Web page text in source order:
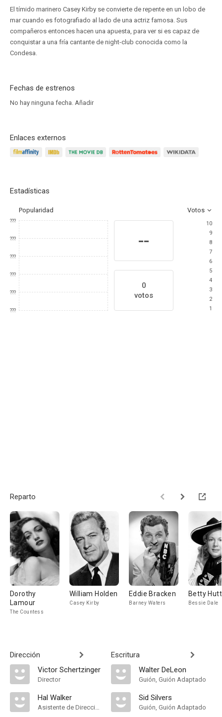
El tímido marinero Casey Kirby se convierte de repente en un lobo de
mar cuando es fotografiado al lado de una actriz famosa. Sus
compañeros entonces hacen una apuesta, para ver si es capaz de
conquistar a una fría cantante de night-club conocida como la
Condesa.
Fechas de estrenos
No hay ninguna fecha. Añadir
Enlaces externos
Estadísticas
Popularidad Votos
???
???
???
???
???
???
--
0
votos
10
9
8
7
6
5
4
3
2
1
Reparto
Dorothy
Lamour
The Countess
William Holden
Casey Kirby
Eddie Bracken
Barney Waters
Betty
Bessie Dale
Dirección
Victor Schertzinger
Director
Hal Walker
Asistente de Dirección
Escritura
Walter DeLeon
Guión, Guión Adaptado
Sid Silvers
Guión, Guión Adaptado